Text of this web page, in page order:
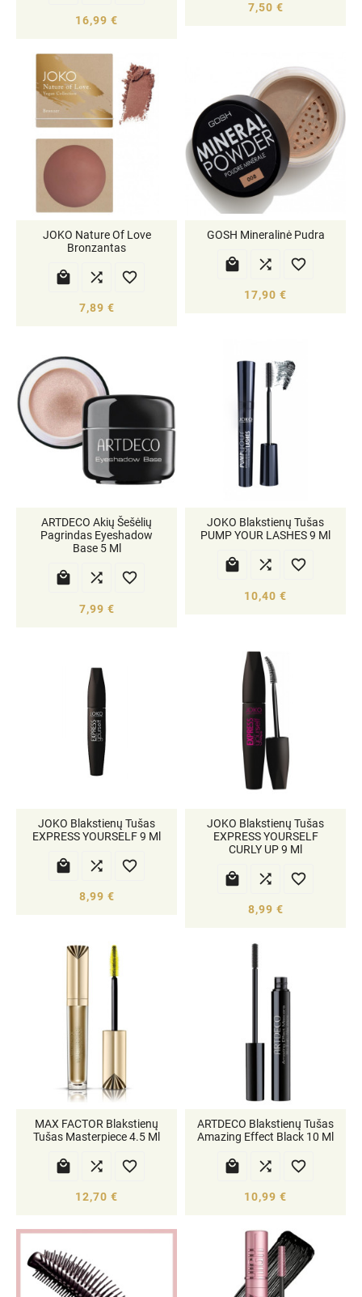
16,99 €
7,50 €
JOKO Nature Of Love
Bronzantas
  
7,89 €
GOSH Mineralinė Pudra
  
17,90 €
ARTDECO Akių Šešėlių
Pagrindas Eyeshadow
Base 5 Ml
  
7,99 €
JOKO Blakstienų Tušas
PUMP YOUR LASHES 9 Ml
  
10,40 €
JOKO Blakstienų Tušas
EXPRESS YOURSELF 9 Ml
  
8,99 €
JOKO Blakstienų Tušas
EXPRESS YOURSELF
CURLY UP 9 Ml
  
8,99 €
MAX FACTOR Blakstienų
Tušas Masterpiece 4.5 Ml
  
12,70 €
ARTDECO Blakstienų Tušas
Amazing Effect Black 10 Ml
  
10,99 €